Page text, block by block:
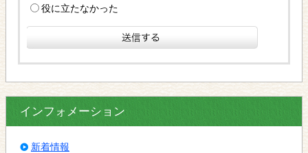
役に立たなかった
インフォメーション
新着情報